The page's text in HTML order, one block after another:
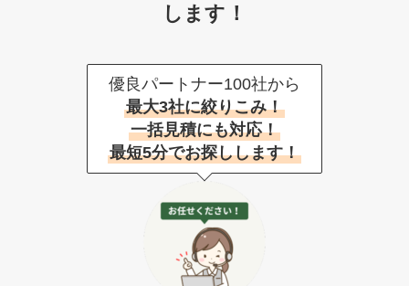
します！
優良パートナー100社から
最大3社に絞りこみ！
一括見積にも対応！
最短5分でお探しします！